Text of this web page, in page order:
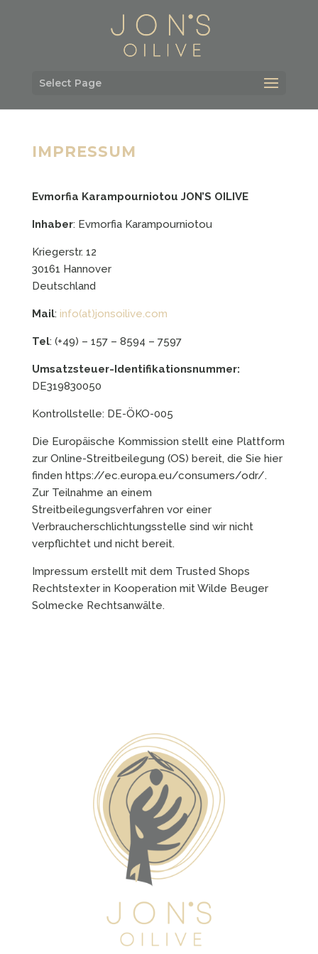
Select Page
IMPRESSUM
Evmorfia Karampourniotou JON’S OILIVE
Inhaber: Evmorfia Karampourniotou
Kriegerstr. 12
30161 Hannover
Deutschland
Mail: info(at)jonsoilive.com
Tel: (+49) – 157 – 8594 – 7597
Umsatzsteuer-Identifikationsnummer:
DE319830050
Kontrollstelle: DE-ÖKO-005
Die Europäische Kommission stellt eine Plattform
zur Online-Streitbeilegung (OS) bereit, die Sie hier
finden https://ec.europa.eu/consumers/odr/.
Zur Teilnahme an einem
Streitbeilegungsverfahren vor einer
Verbraucherschlichtungsstelle sind wir nicht
verpflichtet und nicht bereit.
Impressum erstellt mit dem Trusted Shops
Rechtstexter in Kooperation mit Wilde Beuger
Solmecke Rechtsanwälte.